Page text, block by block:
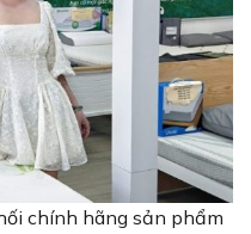
chính hãng sản phẩm